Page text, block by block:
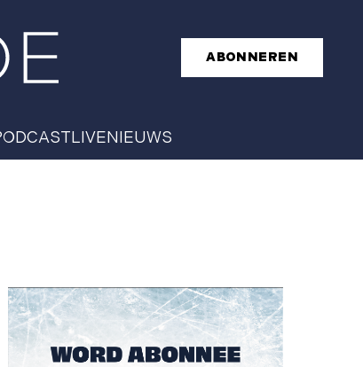
ABONNEREN
LIVENIEUWS